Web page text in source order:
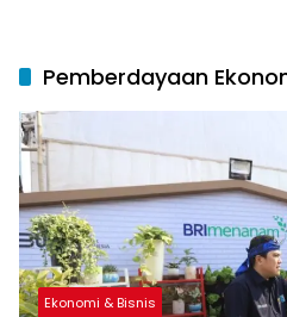
Pemberdayaan
Ekonomi & Bisnis